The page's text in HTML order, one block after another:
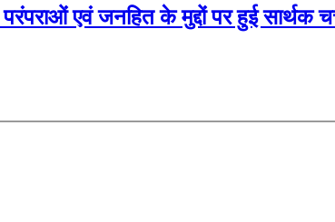
एवं जनहित के मुद्दों पर हुई सार्थक